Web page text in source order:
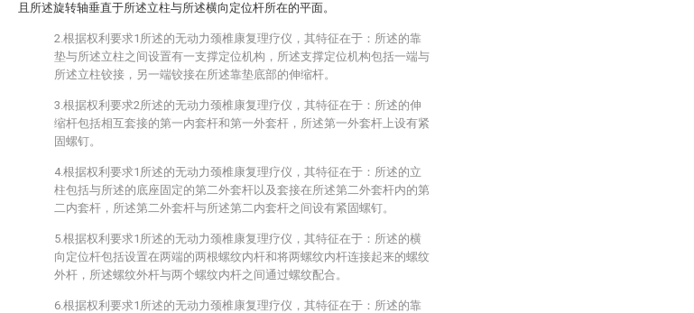
且所述旋转轴垂直于所述立柱与所述横向定位杆所在的平面。
2.根据权利要求1所述的无动力颈椎康复理疗仪，其特征在于：所述的靠
垫与所述立柱之间设置有一支撑定位机构，所述支撑定位机构包括一端与
所述立柱铰接，另一端铰接在所述靠垫底部的伸缩杆。
3.根据权利要求2所述的无动力颈椎康复理疗仪，其特征在于：所述的伸
缩杆包括相互套接的第一内套杆和第一外套杆，所述第一外套杆上设有紧
固螺钉。
4.根据权利要求1所述的无动力颈椎康复理疗仪，其特征在于：所述的立
柱包括与所述的底座固定的第二外套杆以及套接在所述第二外套杆内的第
二内套杆，所述第二外套杆与所述第二内套杆之间设有紧固螺钉。
5.根据权利要求1所述的无动力颈椎康复理疗仪，其特征在于：所述的横
向定位杆包括设置在两端的两根螺纹内杆和将两螺纹内杆连接起来的螺纹
外杆，所述螺纹外杆与两个螺纹内杆之间通过螺纹配合。
6.根据权利要求1所述的无动力颈椎康复理疗仪，其特征在于：所述的靠